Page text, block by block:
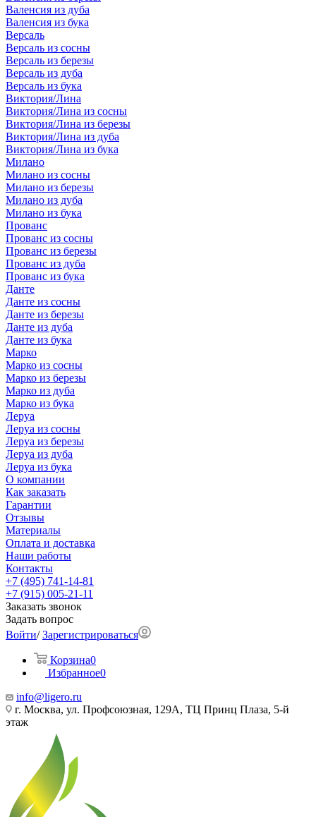
Валенсия из дуба
Валенсия из бука
Версаль
Версаль из сосны
Версаль из березы
Версаль из дуба
Версаль из бука
Виктория/Лина
Виктория/Лина из сосны
Виктория/Лина из березы
Виктория/Лина из дуба
Виктория/Лина из бука
Милано
Милано из сосны
Милано из березы
Милано из дуба
Милано из бука
Прованс
Прованс из сосны
Прованс из березы
Прованс из дуба
Прованс из бука
Данте
Данте из сосны
Данте из березы
Данте из дуба
Данте из бука
Марко
Марко из сосны
Марко из березы
Марко из дуба
Марко из бука
Леруа
Леруа из сосны
Леруа из березы
Леруа из дуба
Леруа из бука
О компании
Как заказать
Гарантии
Отзывы
Материалы
Оплата и доставка
Наши работы
Контакты
+7 (495) 741-14-81
+7 (915) 005-21-11
Заказать звонок
Задать вопрос
Войти/Зарегистрироваться
Корзина0
Избранное0
info@ligero.ru
г. Москва, ул. Профсоюзная, 129А, ТЦ Принц Плаза, 5-й
этаж